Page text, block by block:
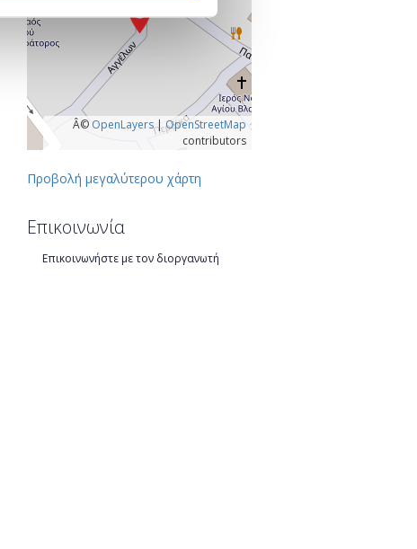
Â© OpenLayers|OpenStreetMap
contributors
Προβολή μεγαλύτερου χάρτη
Επικοινωνία
Επικοινωνήστε με τον διοργανωτή